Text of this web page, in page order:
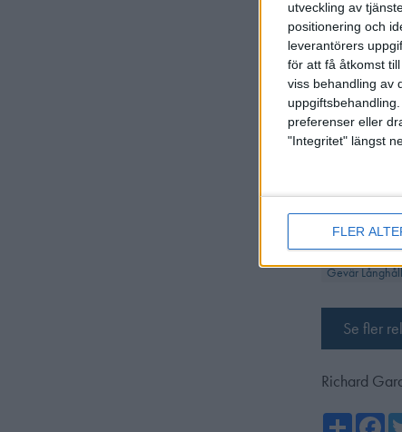
utveckling av
positionering och
leverantörers
för att få åtkomst
viss behandling av
preferenser eller
"Integritet" längst
FLER
Sekundfält
Längst bak i
noteringar
Regelbok
Bilaga
Gevär
Se fler
Richard
Share